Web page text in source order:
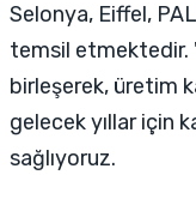
Selonya, Eiffel,
temsil etmektedir.
birleşerek, üretim
gelecek yıllar için
sağlıyoruz.